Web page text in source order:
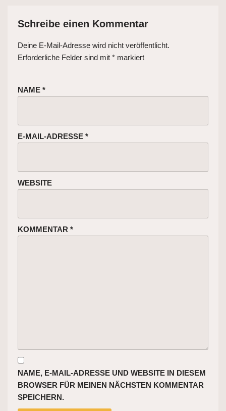
Schreibe einen Kommentar
Deine E-Mail-Adresse wird nicht veröffentlicht.
Erforderliche Felder sind mit * markiert
NAME *
E-MAIL-ADRESSE *
WEBSITE
KOMMENTAR *
NAME, E-MAIL-ADRESSE UND WEBSITE IN DIESEM
BROWSER FÜR MEINEN NÄCHSTEN KOMMENTAR
SPEICHERN.